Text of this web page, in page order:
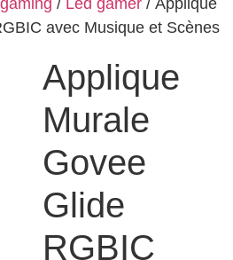
/ Led gamer / Applique
avec Musique et Scènes
Applique
Murale
Govee
Glide
RGBIC